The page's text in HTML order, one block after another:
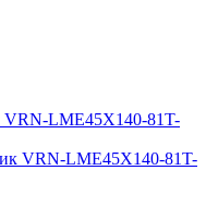
VRN-LME45X140-81T-